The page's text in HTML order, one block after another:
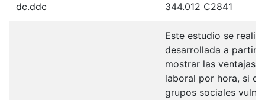
dc.ddc 344.012 C2841
Este estudio se
desarrollada a partir
mostrar las ventajas
laboral por hora, si
grupos sociales